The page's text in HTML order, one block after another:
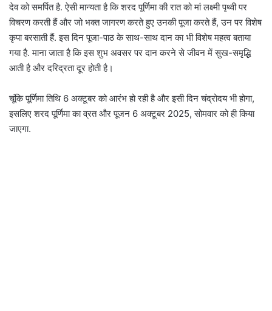
देव को समर्पित है. ऐसी मान्यता है कि शरद पूर्णिमा की रात को मां लक्ष्मी पृथ्वी पर
विचरण करती हैं और जो भक्त जागरण करते हुए उनकी पूजा करते हैं, उन पर विशेष
कृपा बरसाती हैं. इस दिन पूजा-पाठ के साथ-साथ दान का भी विशेष महत्व बताया
गया है. माना जाता है कि इस शुभ अवसर पर दान करने से जीवन में सुख-समृद्धि
आती है और दरिद्रता दूर होती है।
चूंकि पूर्णिमा तिथि 6 अक्टूबर को आरंभ हो रही है और इसी दिन चंद्रोदय भी होगा,
इसलिए शरद पूर्णिमा का व्रत और पूजन 6 अक्टूबर 2025, सोमवार को ही किया
जाएगा.